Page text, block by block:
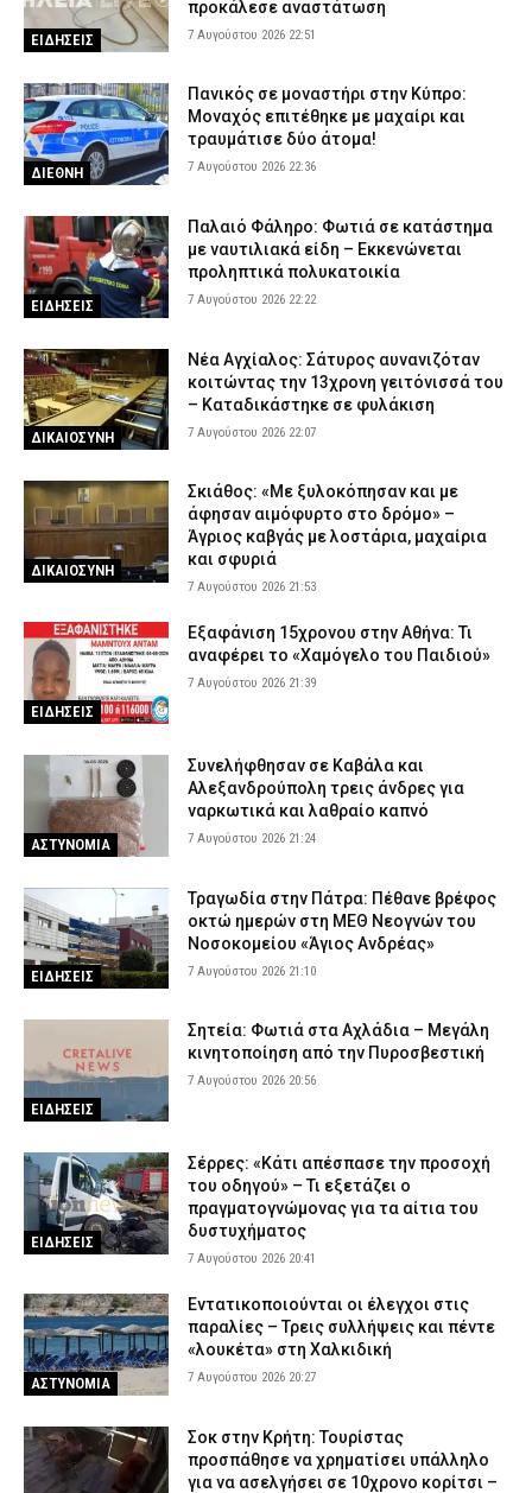
ΕΙΔΗΣΕΙΣ
προκάλεσε αναστάτωση
7 Αυγούστου 2026 22:51
ΔΙΕΘΝΗ
Πανικός σε μοναστήρι στην Κύπρο:
Μοναχός επιτέθηκε με μαχαίρι και
τραυμάτισε δύο άτομα!
7 Αυγούστου 2026 22:36
ΕΙΔΗΣΕΙΣ
Παλαιό Φάληρο: Φωτιά σε κατάστημα
με ναυτιλιακά είδη – Εκκενώνεται
προληπτικά πολυκατοικία
7 Αυγούστου 2026 22:22
ΔΙΚΑΙΟΣΥΝΗ
Νέα Αγχίαλος: Σάτυρος αυνανιζόταν
κοιτώντας την 13χρονη γειτόνισσά του
– Καταδικάστηκε σε φυλάκιση
7 Αυγούστου 2026 22:07
ΔΙΚΑΙΟΣΥΝΗ
Σκιάθος: «Με ξυλοκόπησαν και με
άφησαν αιμόφυρτο στο δρόμο» –
Άγριος καβγάς με λοστάρια, μαχαίρια
και σφυριά
7 Αυγούστου 2026 21:53
ΕΙΔΗΣΕΙΣ
Εξαφάνιση 15χρονου στην Αθήνα: Τι
αναφέρει το «Χαμόγελο του Παιδιού»
7 Αυγούστου 2026 21:39
ΑΣΤΥΝΟΜΙΑ
Συνελήφθησαν σε Καβάλα και
Αλεξανδρούπολη τρεις άνδρες για
ναρκωτικά και λαθραίο καπνό
7 Αυγούστου 2026 21:24
ΕΙΔΗΣΕΙΣ
Τραγωδία στην Πάτρα: Πέθανε βρέφος
οκτώ ημερών στη ΜΕΘ Νεογνών του
Νοσοκομείου «Άγιος Ανδρέας»
7 Αυγούστου 2026 21:10
ΕΙΔΗΣΕΙΣ
Σητεία: Φωτιά στα Αχλάδια – Μεγάλη
κινητοποίηση από την Πυροσβεστική
7 Αυγούστου 2026 20:56
ΕΙΔΗΣΕΙΣ
Σέρρες: «Κάτι απέσπασε την προσοχή
του οδηγού» – Τι εξετάζει ο
πραγματογνώμονας για τα αίτια του
δυστυχήματος
7 Αυγούστου 2026 20:41
ΑΣΤΥΝΟΜΙΑ
Εντατικοποιούνται οι έλεγχοι στις
παραλίες – Τρεις συλλήψεις και πέντε
«λουκέτα» στη Χαλκιδική
7 Αυγούστου 2026 20:27
Σοκ στην Κρήτη: Τουρίστας
προσπάθησε να χρηματίσει υπάλληλο
για να ασελγήσει σε 10χρονο κορίτσι –